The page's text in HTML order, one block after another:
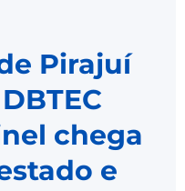
Pirajuí
chega
e